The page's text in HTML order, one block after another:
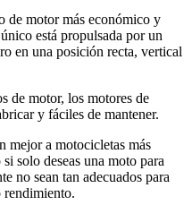
de motor más económico y
está propulsada por un
en una posición recta, vertical
de motor, los motores de
y fáciles de mantener.
mejor a motocicletas más
solo deseas una moto para
no sean tan adecuados para
rendimiento.